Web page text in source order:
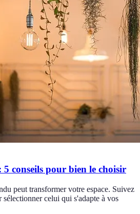
5 conseils pour bien le choisir
peut transformer votre espace. Suivez
sélectionner celui qui s'adapte à vos